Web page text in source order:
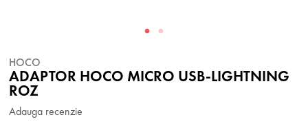
HOCO
ADAPTOR HOCO MICRO USB-LIGHTNING
ROZ
Adauga recenzie